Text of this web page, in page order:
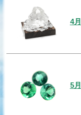
4
5